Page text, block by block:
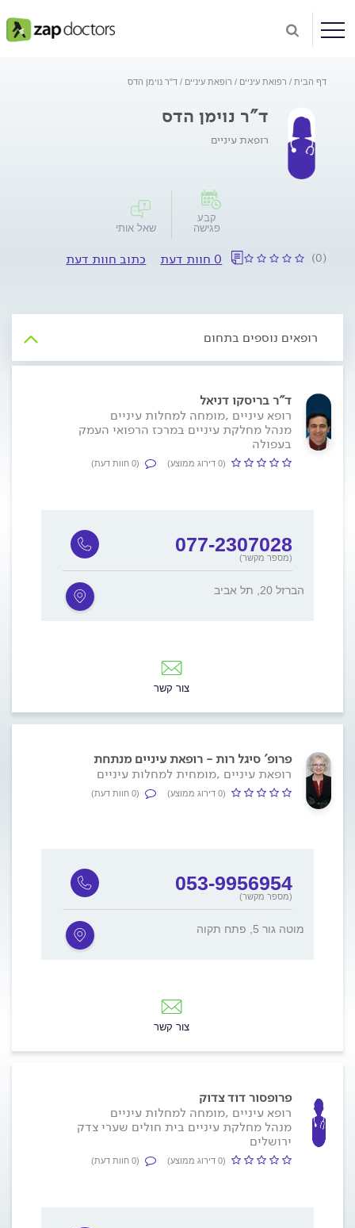
דף הבית רפואת עיניים רופאת עיניים ד"ר נוימן הדס
ד"ר נוימן הדס
רופאת עיניים
קבע
פגישה
שאל אותי
(0) 0 חוות דעת כתוב חוות דעת
רופאים נוספים בתחום
ד"ר בריסקו דניאל
רופא עיניים ,מומחה למחלות עיניים
מנהל מחלקת עיניים במרכז הרפואי העמק
בעפולה
(0 דירוג ממוצע) (0 חוות דעת)
077-2307028
(מספר מקשר)
הברזל 20, תל אביב
צור קשר
פרופ' סיגל רות - רופאת עיניים מנתחת
רופאת עיניים ,מומחית למחלות עיניים
(0 דירוג ממוצע) (0 חוות דעת)
053-9956954
(מספר מקשר)
מוטה גור 5, פתח תקוה
צור קשר
פרופסור דוד צדוק
רופא עיניים ,מומחה למחלות עיניים
מנהל מחלקת עיניים בית חולים שערי צדק
ירושלים
(0 דירוג ממוצע) (0 חוות דעת)